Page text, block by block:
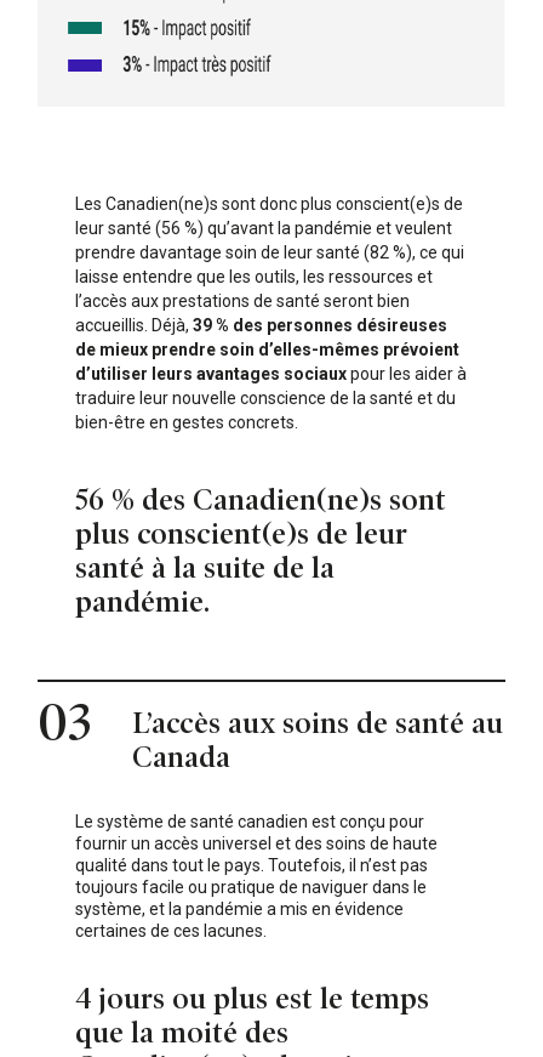
Les Canadien(ne)s sont donc plus conscient(e)s de
leur santé (56 %) qu’avant la pandémie et veulent
prendre davantage soin de leur santé (82 %), ce qui
laisse entendre que les outils, les ressources et
l’accès aux prestations de santé seront bien
accueillis. Déjà, 39 % des personnes désireuses
de mieux prendre soin d’elles-mêmes prévoient
d’utiliser leurs avantages sociauxpour les aider à
traduire leur nouvelle conscience de la santé et du
bien-être en gestes concrets.
56 % des Canadien(ne)s sont
plus conscient(e)s de leur
santé à la suite de la
pandémie.
03
L’accès aux soins de santé au
Canada
Le système de santé canadien est conçu pour
fournir un accès universel et des soins de haute
qualité dans tout le pays. Toutefois, il n’est pas
toujours facile ou pratique de naviguer dans le
système, et la pandémie a mis en évidence
certaines de ces lacunes.
4 jours ou plus est le temps
que la moité des